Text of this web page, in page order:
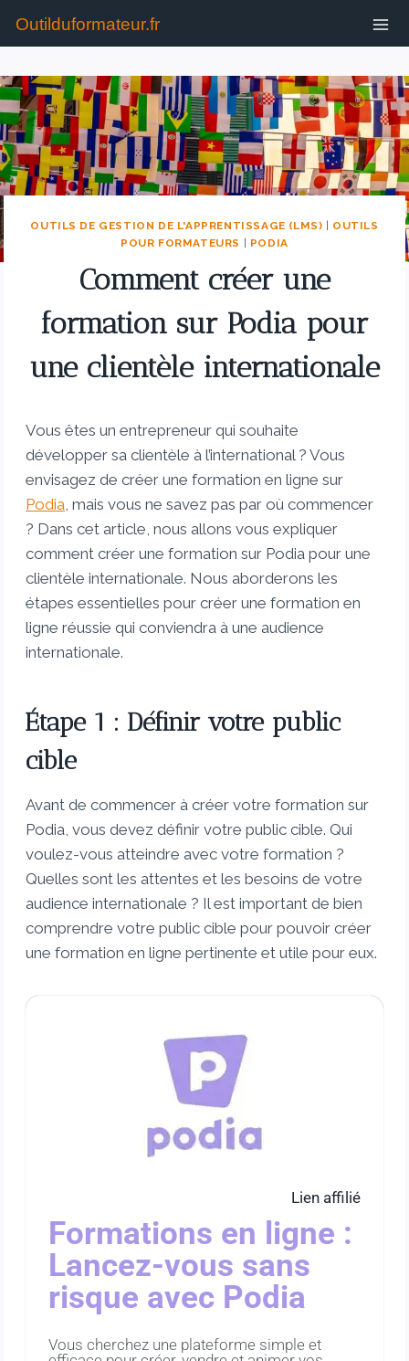
Outilduformateur.fr
OUTILS DE GESTION DE L'APPRENTISSAGE (LMS) | OUTILS
POUR FORMATEURS | PODIA
Comment créer une
formation sur Podia pour
une clientèle internationale
Vous êtes un entrepreneur qui souhaite
développer sa clientèle à l’international ? Vous
envisagez de créer une formation en ligne sur
Podia , mais vous ne savez pas par où commencer
? Dans cet article, nous allons vous expliquer
comment créer une formation sur Podia pour une
clientèle internationale. Nous aborderons les
étapes essentielles pour créer une formation en
ligne réussie qui conviendra à une audience
internationale.
Étape 1 : Définir votre public
cible
Avant de commencer à créer votre formation sur
Podia, vous devez définir votre public cible. Qui
voulez-vous atteindre avec votre formation ?
Quelles sont les attentes et les besoins de votre
audience internationale ? Il est important de bien
comprendre votre public cible pour pouvoir créer
une formation en ligne pertinente et utile pour eux.
Lien affilié
Formations en ligne :
Lancez-vous sans
risque avec Podia
Vous cherchez une plateforme simple et